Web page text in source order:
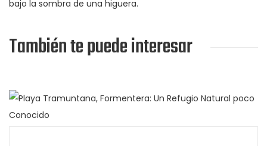
bajo la sombra de una higuera.
También te puede interesar